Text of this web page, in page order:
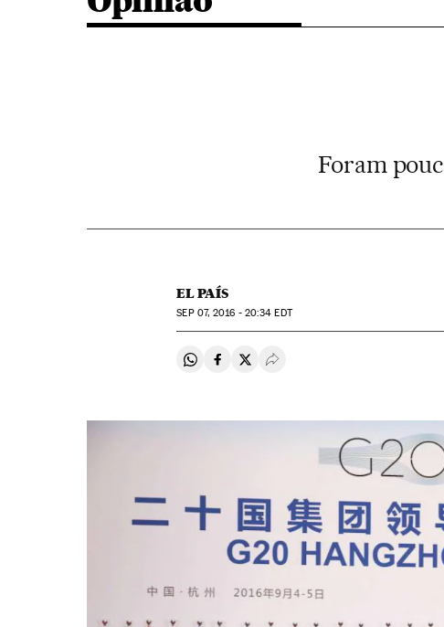
Foram
EL PAÍS
SEP07, 2016 - 20:34 EDT
Compartir en Whatsapp
Compartir en Facebook
Compartir en Twitter
Desplegar Redes Sociales